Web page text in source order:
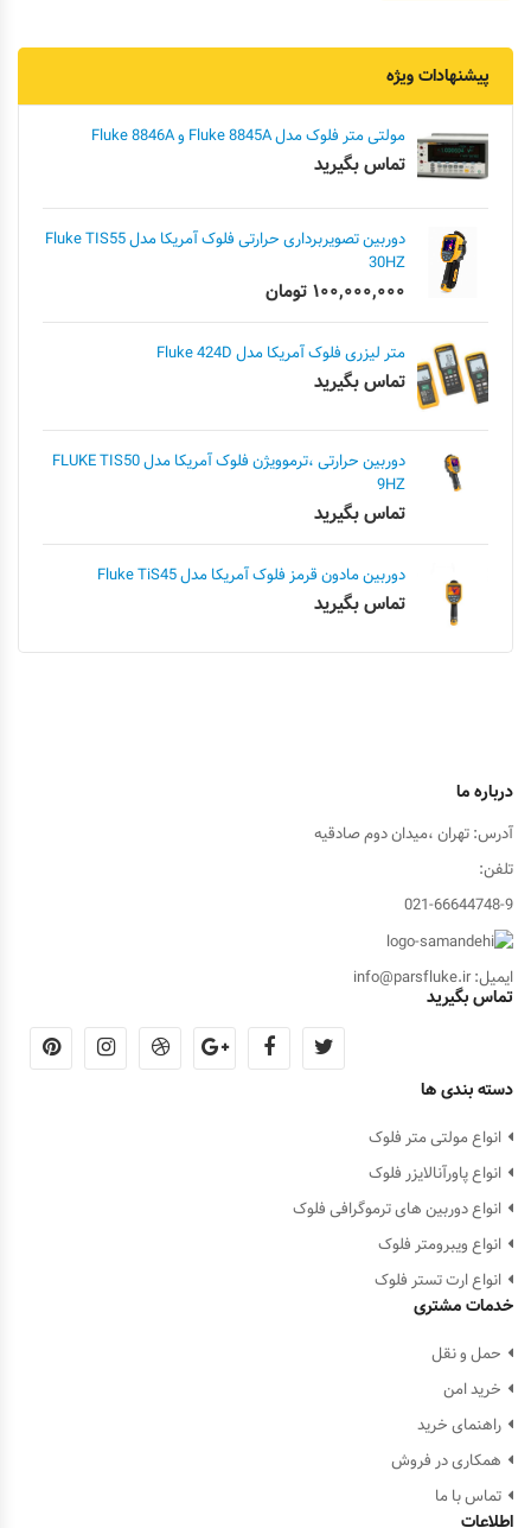
پیشنهادات ویژه
مولتی متر فلوک مدل Fluke 8845A و Fluke 8846A
تماس بگیرید
دوربین تصویربرداری حرارتی فلوک آمریکا مدل Fluke TIS55
30HZ
۱۰۰,۰۰۰,۰۰۰ تومان
متر لیزری فلوک آمریکا مدل Fluke 424D
تماس بگیرید
دوربین حرارتی ،ترموویژن فلوک آمریکا مدل FLUKE TIS50
9HZ
تماس بگیرید
دوربین مادون قرمز فلوک آمریکا مدل Fluke TiS45
تماس بگیرید
درباره ما
آدرس: تهران ،میدان دوم صادقیه
تلفن:
021-66644748-9
ایمیل: info@parsfluke.ir
تماس بگیرید
دسته بندی ها
انواع مولتی متر فلوک
انواع پاورآنالایزر فلوک
انواع دوربین های ترموگرافی فلوک
انواع ویبرومتر فلوک
انواع ارت تستر فلوک
خدمات مشتری
حمل و نقل
خرید امن
راهنمای خرید
همکاری در فروش
تماس با ما
اطلاعات